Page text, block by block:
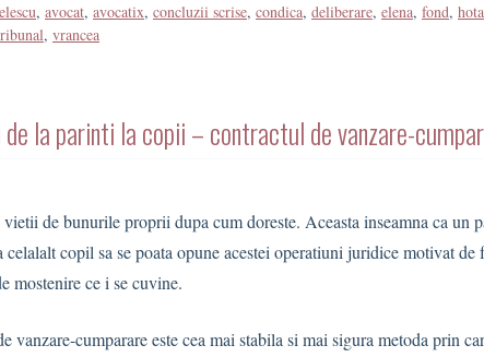
, avocat, avocatix, concluzii scrise, condica, deliberare, elena, fond,
, vrancea
la parinti la copii – contractul de vanzare-
de bunurile proprii dupa cum doreste. Aceasta inseamna ca un
copil sa se poata opune acestei operatiuni juridice motivat de
mostenire ce i se cuvine.
vanzare-cumparare este cea mai stabila si mai sigura metoda prin